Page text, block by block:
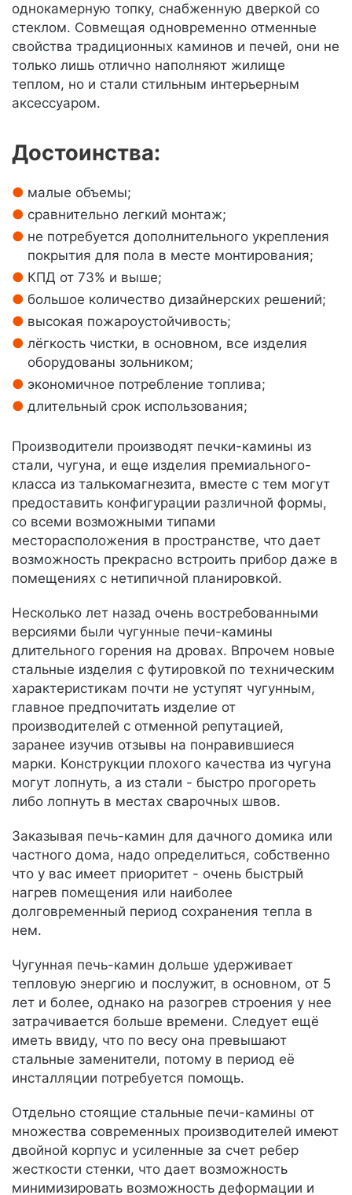
однокамерную топку, снабженную дверкой со
стеклом. Совмещая одновременно отменные
свойства традиционных каминов и печей, они не
только лишь отлично наполняют жилище
теплом, но и стали стильным интерьерным
аксессуаром.
Достоинства:
малые объемы;
сравнительно легкий монтаж;
не потребуется дополнительного укрепления
покрытия для пола в месте монтирования;
КПД от 73% и выше;
большое количество дизайнерских решений;
высокая пожароустойчивость;
лёгкость чистки, в основном, все изделия
оборудованы зольником;
экономичное потребление топлива;
длительный срок использования;
Производители производят печки-камины из
стали, чугуна, и еще изделия премиального-
класса из талькомагнезита, вместе с тем могут
предоставить конфигурации различной формы,
со всеми возможными типами
месторасположения в пространстве, что дает
возможность прекрасно встроить прибор даже в
помещениях с нетипичной планировкой.
Несколько лет назад очень востребованными
версиями были чугунные печи-камины
длительного горения на дровах. Впрочем новые
стальные изделия с футировкой по техническим
характеристикам почти не уступят чугунным,
главное предпочитать изделие от
производителей с отменной репутацией,
заранее изучив отзывы на понравившиеся
марки. Конструкции плохого качества из чугуна
могут лопнуть, а из стали - быстро прогореть
либо лопнуть в местах сварочных швов.
Заказывая печь-камин для дачного домика или
частного дома, надо определиться, собственно
что у вас имеет приоритет - очень быстрый
нагрев помещения или наиболее
долговременный период сохранения тепла в
нем.
Чугунная печь-камин дольше удерживает
тепловую энергию и послужит, в основном, от 5
лет и более, однако на разогрев строения у нее
затрачивается больше времени. Следует ещё
иметь ввиду, что по весу она превышают
стальные заменители, потому в период её
инсталляции потребуется помощь.
Отдельно стоящие стальные печи-камины от
множества современных производителей имеют
двойной корпус и усиленные за счет ребер
жесткости стенки, что дает возможность
минимизировать возможность деформации и